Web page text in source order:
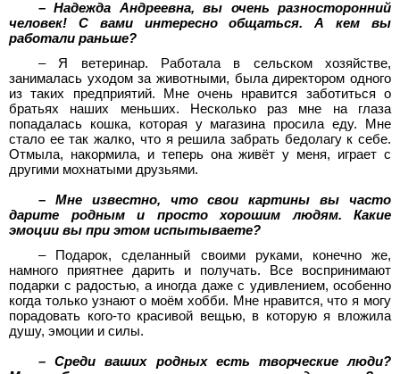
– Надежда Андреевна, вы очень разносторонний
человек! С вами интересно общаться. А кем вы
работали раньше?
– Я ветеринар. Работала в сельском хозяйстве,
занималась уходом за животными, была директором одного
из таких предприятий. Мне очень нравится заботиться о
братьях наших меньших. Несколько раз мне на глаза
попадалась кошка, которая у магазина просила еду. Мне
стало ее так жалко, что я решила забрать бедолагу к себе.
Отмыла, накормила, и теперь она живёт у меня, играет с
другими мохнатыми друзьями.
– Мне известно, что свои картины вы часто
дарите родным и просто хорошим людям. Какие
эмоции вы при этом испытываете?
– Подарок, сделанный своими руками, конечно же,
намного приятнее дарить и получать. Все воспринимают
подарки с радостью, а иногда даже с удивлением, особенно
когда только узнают о моём хобби. Мне нравится, что я могу
порадовать кого-то красивой вещью, в которую я вложила
душу, эмоции и силы.
– Среди ваших родных есть творческие люди?